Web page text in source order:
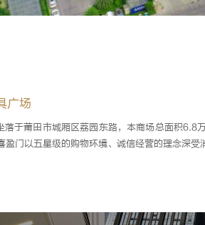
广场
落于莆田市城厢区荔园东路，本商场总面积6.8
门以五星级的购物环境、诚信经营的理念深受